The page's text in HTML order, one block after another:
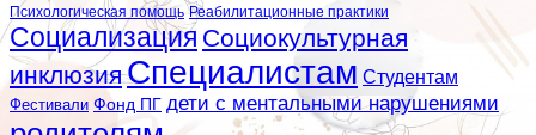
Психологическая помощь Реабилитационные практики
Социализация Социокультурная
инклюзия Специалистам Студентам
Фестивали Фонд ПГ дети с ментальными нарушениями